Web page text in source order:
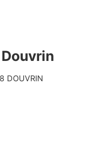
DOUVRIN